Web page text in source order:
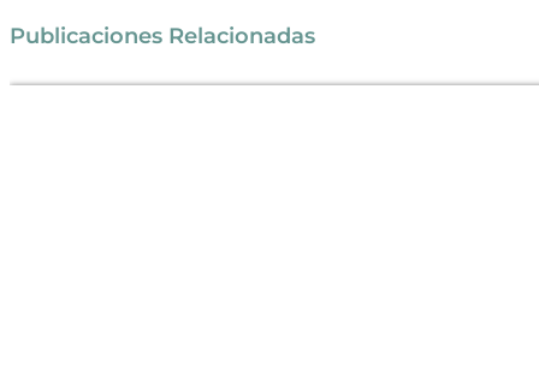
Publicaciones Relacionadas